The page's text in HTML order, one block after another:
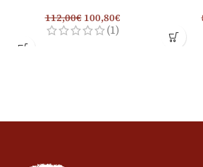
112,00€ 100,80€
(1)